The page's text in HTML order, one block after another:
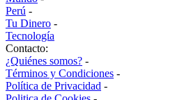
Perú -
Tu Dinero -
Tecnología
Contacto:
¿Quiénes somos? -
Términos y Condiciones -
Política de Privacidad -